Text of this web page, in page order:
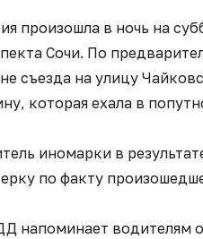
произошла в ночь на
Сочи. По
съезда на улицу
которая ехала в
иномарки в
по факту
напоминает водителям